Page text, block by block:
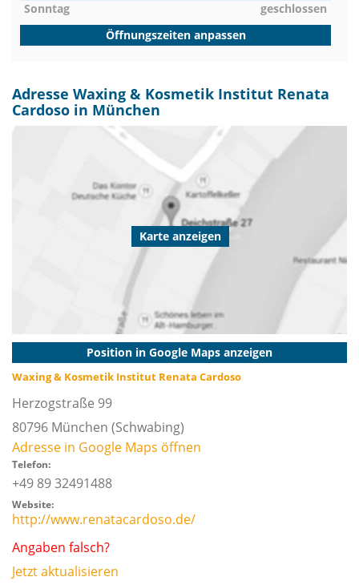
Sonntag
geschlossen
Öffnungszeiten anpassen
Adresse Waxing & Kosmetik Institut Renata
Cardoso in München
Karte anzeigen
Position in Google Maps anzeigen
Waxing & Kosmetik Institut Renata Cardoso
Herzogstraße 99
80796 München (Schwabing)
Adresse in Google Maps öffnen
Telefon:
+49 89 32491488
Website:
http://www.renatacardoso.de/
Angaben falsch?
Jetzt aktualisieren